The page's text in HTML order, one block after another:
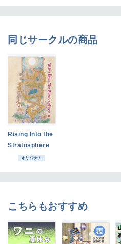
同じサークルの商品
Rising Into the
Stratosphere
オリジナル
こちらもおすすめ